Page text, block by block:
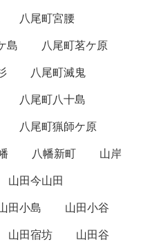
八尾町宮腰
島
八尾町茗ケ原
八尾町滅鬼
八尾町八十島
八尾町猟師ケ原
八幡新町
山岸
山田今山田
田小島
山田小谷
山田宿坊
山田谷